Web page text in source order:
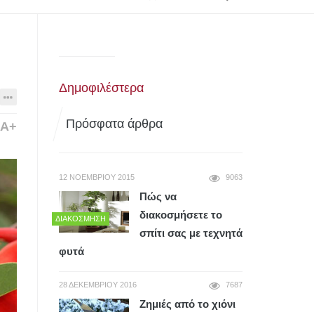
A+
Δημοφιλέστερα
Πρόσφατα άρθρα
12 ΝΟΕΜΒΡΊΟΥ 2015 9063
ΔΙΑΚΌΣΜΗΣΗ
Πώς να
διακοσμήσετε το
σπίτι σας με τεχνητά
φυτά
28 ΔΕΚΕΜΒΡΊΟΥ 2016 7687
Ζημιές από το χιόνι